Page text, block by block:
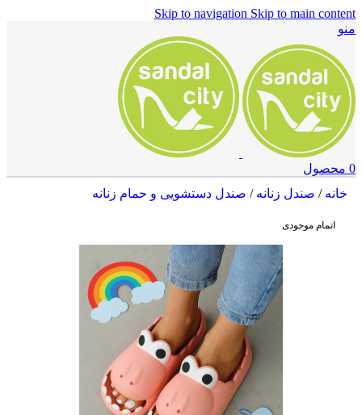
Skip to navigation Skip to main content
منو
0 محصول
خانه/ صندل زنانه/ صندل دستشویی و حمام زنانه
اتمام موجودی